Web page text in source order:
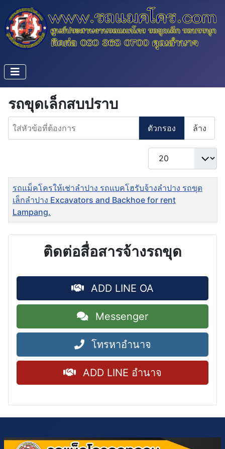
รถขุดเล็กสบปราบ
ใส่หัวข้อที่ต้องการ
ตัวกรอง ล้าง
แสดง #
ชื่อ
รถแม็คโครให้เช่าลำปาง รถแบคโฮรับจ้างลำปาง รถขุด
เล็กลำปาง Excavators and Backhoe for rent
Lampang.
ติดต่อสื่อสารจ้างรถขุด
ADD LINE OA
Messenger
โทรหาอำนาจ
ADD LINE อำนาจ